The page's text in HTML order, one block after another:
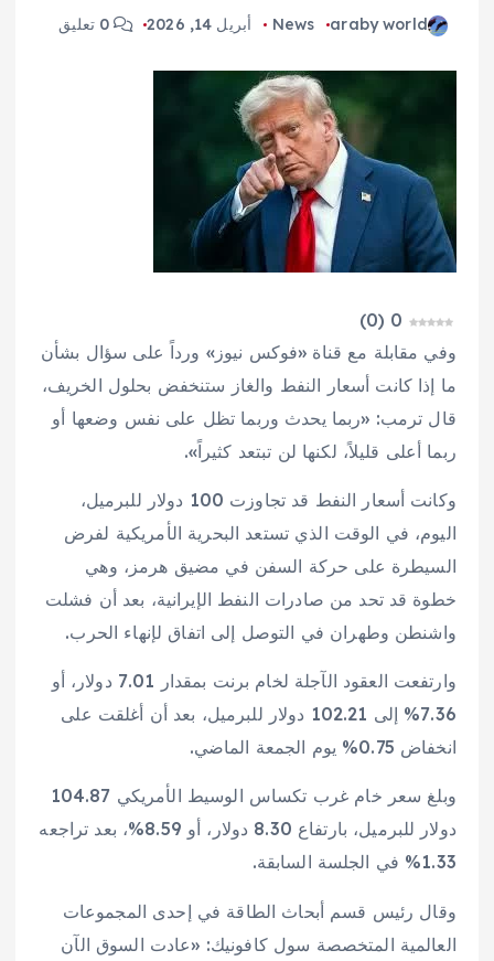
araby world
News أبريل 14, 2026 0 تعليق
0
(
0
)
وفي مقابلة مع قناة «فوكس نيوز» ورداً على سؤال بشأن
ما إذا كانت أسعار النفط والغاز ستنخفض بحلول الخريف،
قال ترمب: «ربما يحدث وربما تظل على نفس وضعها أو
ربما أعلى قليلاً، لكنها لن تبتعد كثيراً».
وكانت أسعار النفط قد تجاوزت 100 دولار للبرميل،
اليوم، في الوقت الذي تستعد البحرية الأمريكية لفرض
السيطرة على حركة السفن في مضيق هرمز، وهي
خطوة قد تحد من صادرات النفط الإيرانية، بعد أن فشلت
واشنطن وطهران في التوصل إلى اتفاق لإنهاء الحرب.
وارتفعت العقود الآجلة لخام برنت بمقدار 7.01 دولار، أو
7.36% إلى 102.21 دولار للبرميل، بعد أن أغلقت على
انخفاض 0.75% يوم الجمعة الماضي.
وبلغ سعر خام غرب تكساس الوسيط الأمريكي 104.87
دولار للبرميل، بارتفاع 8.30 دولار، أو 8.59%، بعد تراجعه
1.33% في الجلسة السابقة.
وقال رئيس قسم أبحاث الطاقة في إحدى المجموعات
العالمية المتخصصة سول كافونيك: «عادت السوق الآن